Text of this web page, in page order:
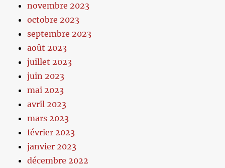
novembre 2023
octobre 2023
septembre 2023
août 2023
juillet 2023
juin 2023
mai 2023
avril 2023
mars 2023
février 2023
janvier 2023
décembre 2022